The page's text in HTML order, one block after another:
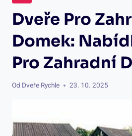
Dveře Pro
Domek:
Pro Zahradní
Od Dveře Rychle 23. 10. 2025